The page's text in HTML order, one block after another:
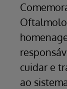
cuidar e
ao